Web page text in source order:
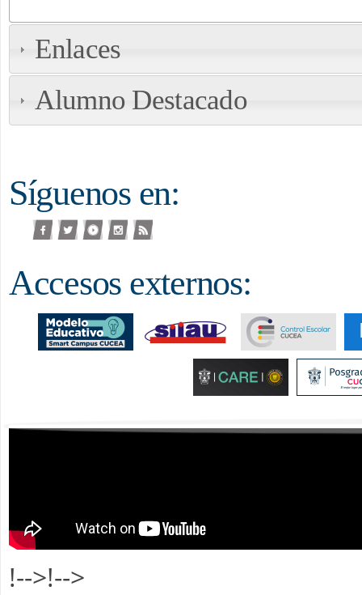
Enlaces
Alumno Destacado
Síguenos en:
facebook
twitteryoutubeinstagram
Accesos externos:
!-->!-->